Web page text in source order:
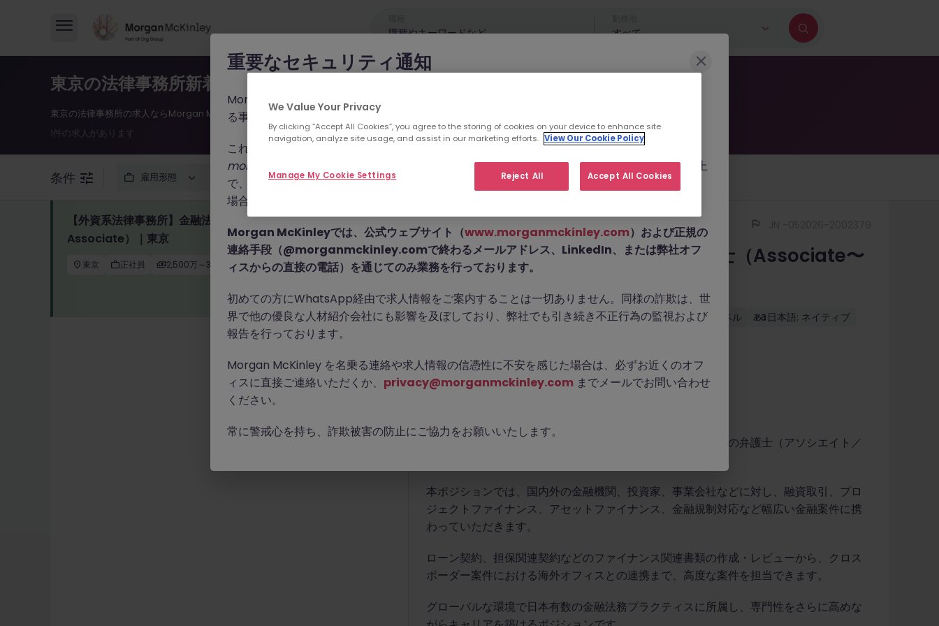
すべて
東京の法律事務所新着求人（2026年）
東京の法律事務所の求人ならMorgan McKinley。2026年の業界の注目求人を押さえて、キャリアを次のステージへ。
1件の求人があります
条件 雇用形態 年収 職種 業界
【外資系法律事務所】金融法務弁護士（Associate〜Senior
Associate）｜東京
東京 正社員 2,500万～3,000万円
4 週間前
【外資系法律事務所】金融法務弁護士（Associate〜Senior
Associate）｜東京
4 週間前
【外資系法律事務所】金融法務弁護士（Associate〜
Senior Associate）｜東京
東京 正社員 2,500万～3,000万円 英語: ビジネスレベル 日本語: ネイティブ
エントリーする
世界トップクラスの外資系法律事務所にて、金融法務チームの弁護士（アソシエイト／
本ポジションでは、国内外の金融機関、投資家、事業会社などに対し、融資取引、プロ
ジェクトファイナンス、アセットファイナンス、金融規制対応など幅広い金融案件に携
わっていただきます。
ローン契約、担保関連契約などのファイナンス関連書類の作成・レビューから、クロス
ボーダー案件における海外オフィスとの連携まで、高度な案件を担当できます。
グローバルな環境で日本有数の金融法務プラクティスに所属し、専門性をさらに高めな
重要なセキュリティ通知
Morgan McKinleyのブランドやコンサルタントになりすまし、求職者を詐欺に巻き込もうとす
る事例が報告されています。
これらの詐欺行為では
偽のウェブサイトやドメイン （例： morganmckinleyjob.com
morganmckinleyhire.com
）を使用し、虚偽のソーシャルメディアプロフィールを作成した上
で、WhatsApp などのメッセージアプリを通じて偽の求人情報を配信し、個人情報の提供や、
場合によっては前払い金を請求しています。
Morgan McKinleyでは、公式ウェブサイト（www.morganmckinley.com）および正規の
連絡手段（@morganmckinley.comで終わるメールアドレス、LinkedIn、または弊社オフ
ィスからの直接の電話）を通じてのみ業務を行っております。
初めての方にWhatsApp経由で求人情報をご案内することは一切ありません。同様の詐欺は、世
界で他の優良な人材紹介会社にも影響を及ぼしており、弊社でも引き続き不正行為の監視および
報告を行っております。
Morgan McKinley を名乗る連絡や求人情報の信憑性に不安を感じた場合は、必ずお近くのオフ
ィスに直接ご連絡いただくか、 privacy@morganmckinley.com までメールでお問い合わせ
ください。
常に警戒心を持ち、詐欺被害の防止にご協力をお願いいたします。
We Value Your Privacy
By clicking “Accept All Cookies”, you agree to the storing of cookies on your device to enhance site
navigation, analyze site usage, and assist in our marketing efforts. View Our Cookie Policy
Reject All Accept All Cookies
Manage My Cookie Settings